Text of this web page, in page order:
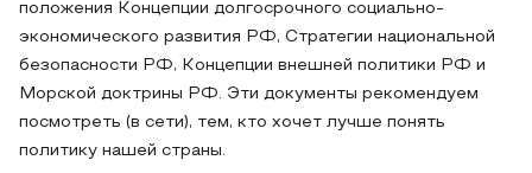
положения Концепции долгосрочного социально-
экономического развития РФ, Стратегии национальной
безопасности РФ, Концепции внешней политики РФ и
Морской доктрины РФ. Эти документы рекомендуем
посмотреть (в сети), тем, кто хочет лучше понять
политику нашей страны.